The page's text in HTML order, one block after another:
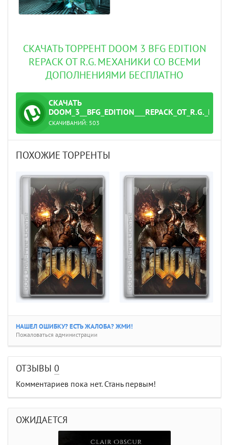
СКАЧАТЬ ТОРРЕНТ DOOM 3 BFG EDITION
REPACK ОТ R.G. МЕХАНИКИ СО ВСЕМИ
ДОПОЛНЕНИЯМИ БЕСПЛАТНО
СКАЧАТЬ
ТОРРЕНТ
СКАЧИВАНИЙ: 503
ПОХОЖИЕ ТОРРЕНТЫ
НАШЕЛ ОШИБКУ? ЕСТЬ ЖАЛОБА? ЖМИ!
Пожаловаться администрации
ОТЗЫВЫ 0
Комментариев пока нет. Стань первым!
ОЖИДАЕТСЯ